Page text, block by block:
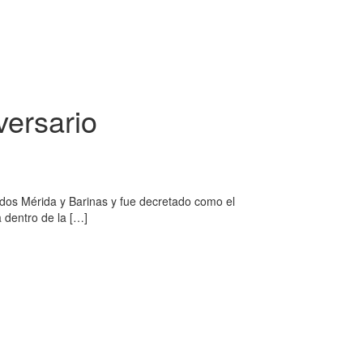
Mérida y Barinas y fue decretado como el
dentro de la […]